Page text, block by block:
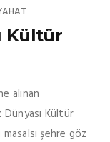
Kültür
alınan
Dünyası Kültür
şehre göz